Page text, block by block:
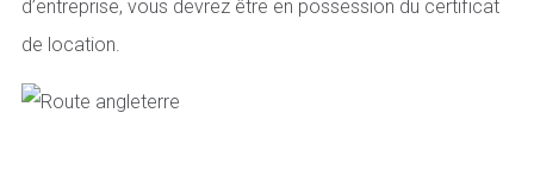
d’entreprise, vous devrez être en possession du certificat
de location.